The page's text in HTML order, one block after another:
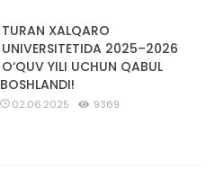
TURAN XALQARO
UNIVERSITETIDA 2025–2026
O‘QUV YILI UCHUN QABUL
BOSHLANDI!
02.06.2025 9369